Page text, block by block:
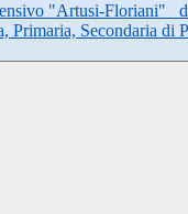
"Artusi-Floriani"
Primaria, Secondaria di